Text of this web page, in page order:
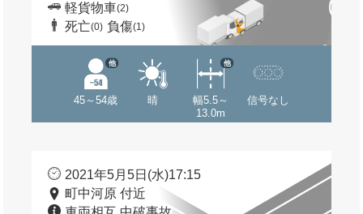
軽貨物車(2)
死亡(0) 負傷(1)
45～54歳
他
晴
幅5.5～
13.0m
他
信号なし
2021年5月5日(水)17:15
町中河原 付近